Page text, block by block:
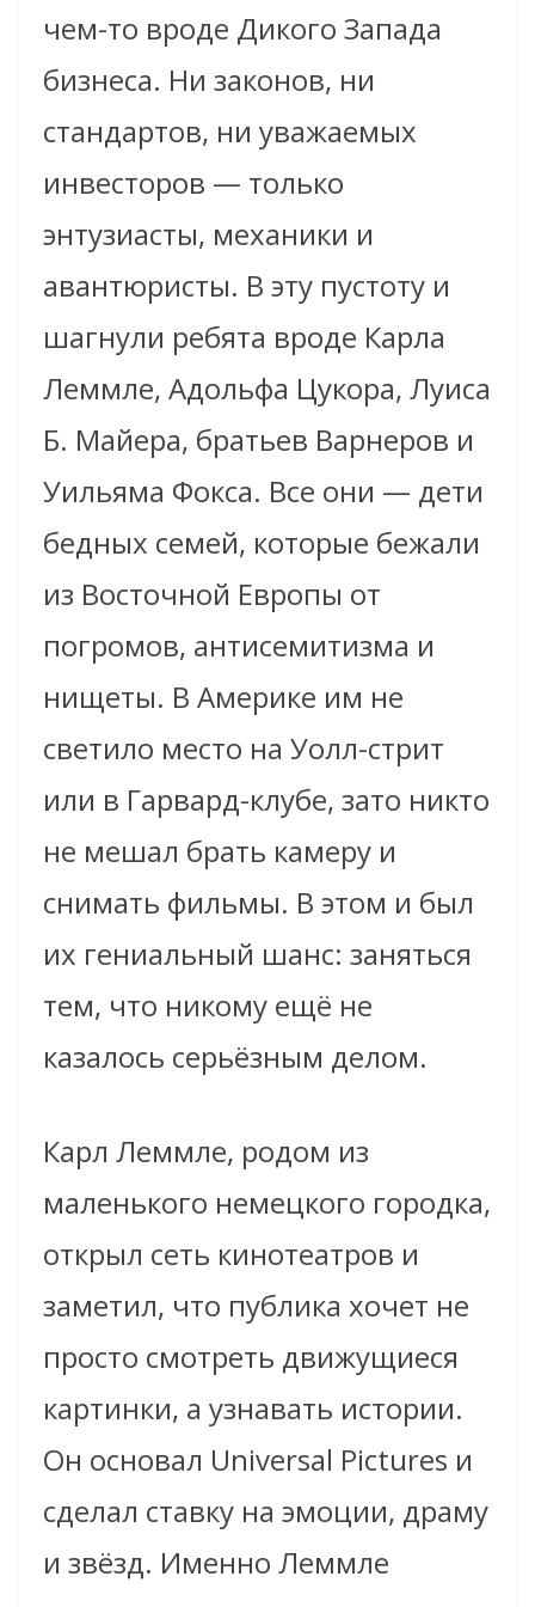
чем-то вроде Дикого Запада
бизнеса. Ни законов, ни
стандартов, ни уважаемых
инвесторов — только
энтузиасты, механики и
авантюристы. В эту пустоту и
шагнули ребята вроде Карла
Леммле, Адольфа Цукора, Луиса
Б. Майера, братьев Варнеров и
Уильяма Фокса. Все они — дети
бедных семей, которые бежали
из Восточной Европы от
погромов, антисемитизма и
нищеты. В Америке им не
светило место на Уолл-стрит
или в Гарвард-клубе, зато никто
не мешал брать камеру и
снимать фильмы. В этом и был
их гениальный шанс: заняться
тем, что никому ещё не
казалось серьёзным делом.
Карл Леммле, родом из
маленького немецкого городка,
открыл сеть кинотеатров и
заметил, что публика хочет не
просто смотреть движущиеся
картинки, а узнавать истории.
Он основал Universal Pictures и
сделал ставку на эмоции, драму
и звёзд. Именно Леммле